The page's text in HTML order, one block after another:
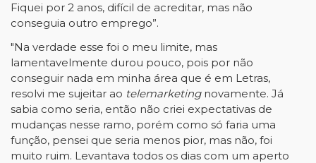
Fiquei por 2 anos, difícil de acreditar, mas não
conseguia outro emprego”.
"Na verdade esse foi o meu limite, mas
lamentavelmente durou pouco, pois por não
conseguir nada em minha área que é em Letras,
resolvi me sujeitar ao telemarketingnovamente. Já
sabia como seria, então não criei expectativas de
mudanças nesse ramo, porém como só faria uma
função, pensei que seria menos pior, mas não, foi
muito ruim. Levantava todos os dias com um aperto